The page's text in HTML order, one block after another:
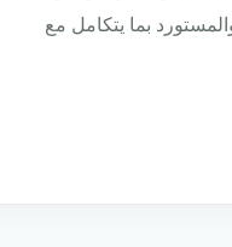
بما يتكامل مع